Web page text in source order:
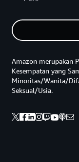
Amazon merupakan
Kesempatan yang
Minoritas/Wanita/
Seksual/Usia.